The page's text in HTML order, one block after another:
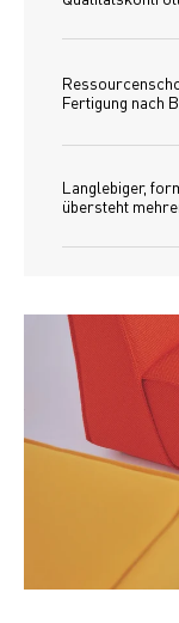
Fertigung nach
Langlebiger,
übersteht